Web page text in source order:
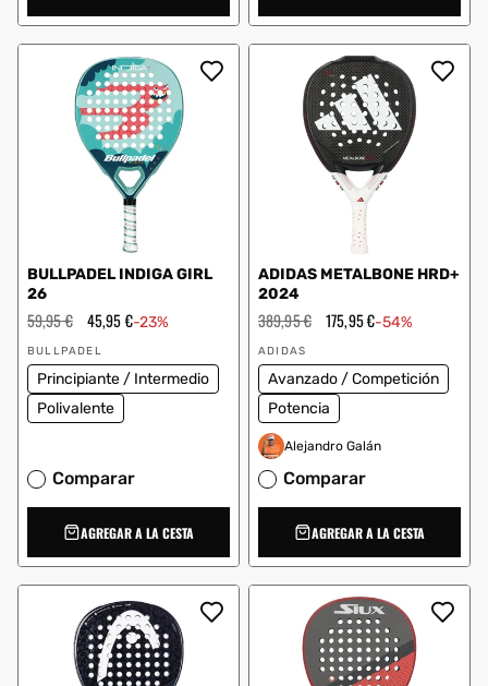
BULLPADEL INDIGA GIRL
26
Precio
habitual
59,95 € Precio
oferta
45,95 €-23%
Proveedor:
BULLPADEL
Principiante / Intermedio
Polivalente
Comparar
AGREGAR A LA CESTA
ADIDAS METALBONE HRD+
2024
Precio
habitual
389,95 € Precio
175,95 €-54%
Proveedor:
ADIDAS
Avanzado / Competición
Potencia
Alejandro Galán
Comparar
AGREGAR A LA CESTA